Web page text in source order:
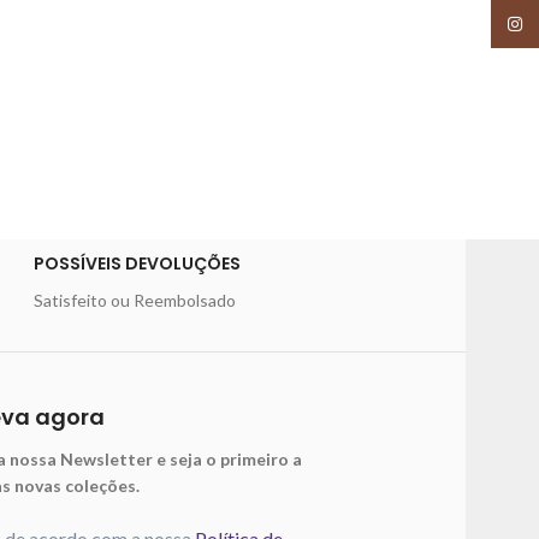
POSSÍVEIS DEVOLUÇÕES
Satisfeito ou Reembolsado
agora
nossa Newsletter e seja o primeiro a
novas coleções.